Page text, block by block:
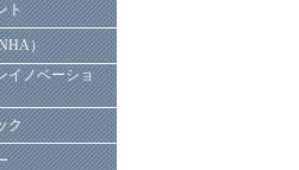
ト
）
イノベーショ
ク